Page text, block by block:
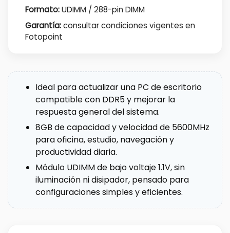
Formato:UDIMM / 288-pin DIMM
Garantía:consultar condiciones vigentes en
Fotopoint
Ideal para actualizar una PC de escritorio
compatible con DDR5 y mejorar la
respuesta general del sistema.
8GB de capacidad y velocidad de 5600MHz
para oficina, estudio, navegación y
productividad diaria.
Módulo UDIMM de bajo voltaje 1.1V, sin
iluminación ni disipador, pensado para
configuraciones simples y eficientes.